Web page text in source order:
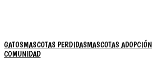
GATOSMASCOTAS PERDIDASMASCOTAS ADOPCIÓN
COMUNIDAD